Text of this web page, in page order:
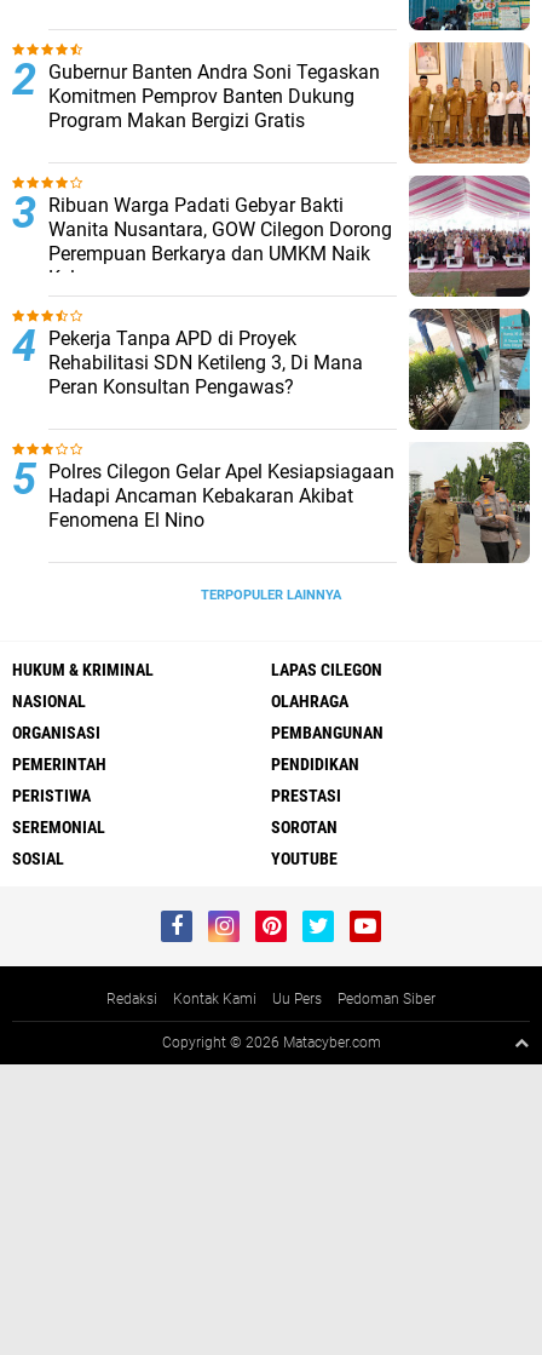
Gubernur Banten Andra Soni Tegaskan
Komitmen Pemprov Banten Dukung
Program Makan Bergizi Gratis
Ribuan Warga Padati Gebyar Bakti
Wanita Nusantara, GOW Cilegon Dorong
Perempuan Berkarya dan UMKM Naik
Kelas
Pekerja Tanpa APD di Proyek
Rehabilitasi SDN Ketileng 3, Di Mana
Peran Konsultan Pengawas?
Polres Cilegon Gelar Apel Kesiapsiagaan
Hadapi Ancaman Kebakaran Akibat
Fenomena El Nino
TERPOPULER LAINNYA
HUKUM & KRIMINAL
LAPAS CILEGON
NASIONAL
OLAHRAGA
ORGANISASI
PEMBANGUNAN
PEMERINTAH
PENDIDIKAN
PERISTIWA
PRESTASI
SEREMONIAL
SOROTAN
SOSIAL
YOUTUBE
Redaksi Kontak Kami Uu Pers Pedoman Siber
Copyright © 2026 Matacyber.com